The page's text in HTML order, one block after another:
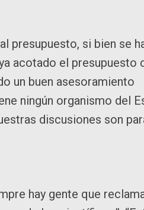
presupuesto, si bien se
acotado el presupuesto
un buen asesoramiento
ningún organismo del
discusiones son
hay gente que